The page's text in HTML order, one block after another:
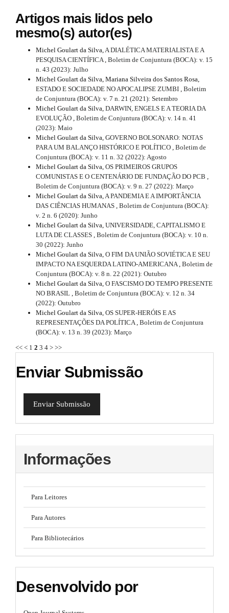
t
r
a
s
#
Artigos mais lidos pelo
mesmo(s) autor(es)
Michel Goulart da Silva,A DIALÉTICA MATERIALISTA E A
PESQUISA CIENTÍFICA, Boletim de Conjuntura (BOCA): v. 15
n. 43 (2023): Julho
Michel Goulart da Silva, Mariana Silveira dos Santos Rosa,
ESTADO E SOCIEDADE NO APOCALIPSE ZUMBI , Boletim
de Conjuntura (BOCA): v. 7 n. 21 (2021): Setembro
Michel Goulart da Silva, DARWIN, ENGELS E A TEORIA DA
EVOLUÇÃO , Boletim de Conjuntura (BOCA): v. 14 n. 41
(2023): Maio
Michel Goulart da Silva, GOVERNO BOLSONARO: NOTAS
PARA UM BALANÇO HISTÓRICO E POLÍTICO , Boletim de
Conjuntura (BOCA): v. 11 n. 32 (2022): Agosto
Michel Goulart da Silva, OS PRIMEIROS GRUPOS
COMUNISTAS E O CENTENÁRIO DE FUNDAÇÃO DO PCB ,
Boletim de Conjuntura (BOCA): v. 9 n. 27 (2022): Março
Michel Goulart da Silva,A PANDEMIA E A IMPORTÂNCIA
DAS CIÊNCIAS HUMANAS , Boletim de Conjuntura (BOCA):
v. 2 n. 6 (2020): Junho
Michel Goulart da Silva, UNIVERSIDADE, CAPITALISMO E
LUTA DE CLASSES , Boletim de Conjuntura (BOCA): v. 10 n.
30 (2022): Junho
Michel Goulart da Silva, O FIM DA UNIÃO SOVIÉTICA E SEU
IMPACTO NA ESQUERDA LATINO-AMERICANA, Boletim de
Conjuntura (BOCA): v. 8 n. 22 (2021): Outubro
Michel Goulart da Silva, O FASCISMO DO TEMPO PRESENTE
NO BRASIL , Boletim de Conjuntura (BOCA): v. 12 n. 34
(2022): Outubro
Michel Goulart da Silva, OS SUPER-HERÓIS E AS
REPRESENTAÇÕES DA POLÍTICA, Boletim de Conjuntura
(BOCA): v. 13 n. 39 (2023): Março
<< < 1 2 3 4 > >>
Enviar Submissão
Enviar Submissão
Informações
Para Leitores
Para Autores
Para Bibliotecários
Desenvolvido por